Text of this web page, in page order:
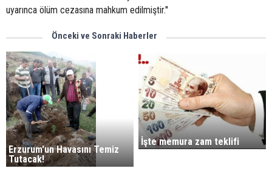
uyarınca ölüm cezasına mahkum edilmiştir.''
Önceki ve Sonraki Haberler
Erzurum'un Havasını Temiz
Tutacak!
İşte memura zam teklifi